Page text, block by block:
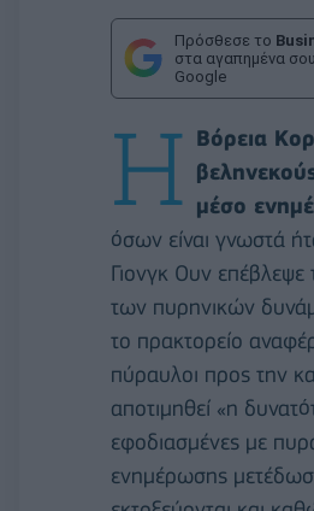
Πρόσθεσε το
στα αγαπημένα
Google
Η Βόρεια
μέσο
όσων είναι γνωστά
Γιονγκ Ουν επέβλεψε
των πυρηνικών
το πρακτορείο
πύραυλοι προς την
αποτιμηθεί «η
εφοδιασμένες με
ενημέρωσης